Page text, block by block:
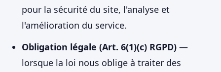
pour la sécurité du site, l'analyse et
l'amélioration du service.
Obligation légale (Art. 6(1)(c) RGPD) —
lorsque la loi nous oblige à traiter des